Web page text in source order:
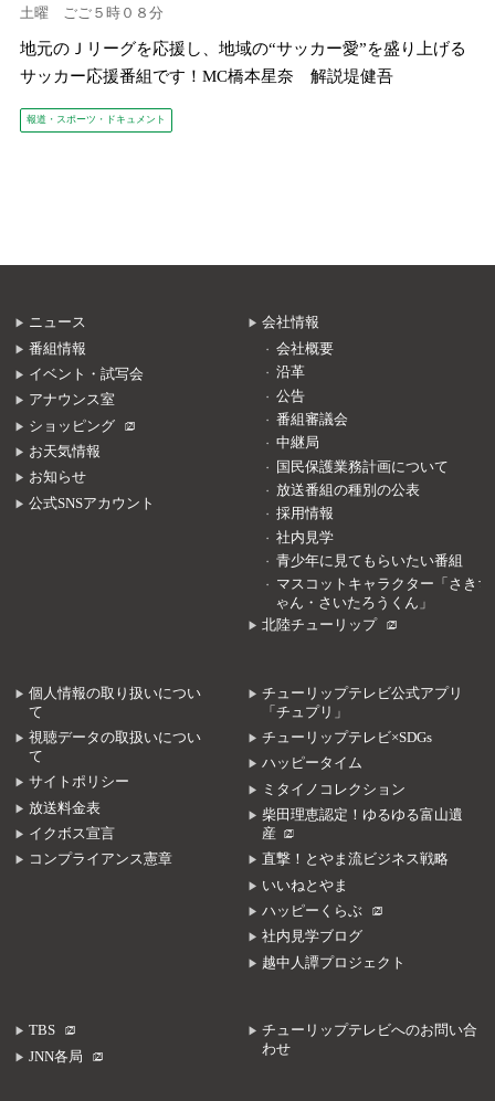
土曜 ごご５時０８分
地元のＪリーグを応援し、地域の“サッカー愛”を盛り上げる
サッカー応援番組です！MC橋本星奈 解説堤健吾
報道・スポーツ・ドキュメント
ニュース
番組情報
イベント・試写会
アナウンス室
ショッピング
お天気情報
お知らせ
公式SNSアカウント
会社情報
会社概要
沿革
公告
番組審議会
中継局
国民保護業務計画について
放送番組の種別の公表
採用情報
社内見学
青少年に見てもらいたい番組
マスコットキャラクター「さきち
ゃん・さいたろうくん」
北陸チューリップ
個人情報の取り扱いについ
て
視聴データの取扱いについ
て
サイトポリシー
放送料金表
イクボス宣言
コンプライアンス憲章
チューリップテレビ公式アプリ
「チュプリ」
チューリップテレビ×SDGs
ハッピータイム
ミタイノコレクション
柴田理恵認定！ゆるゆる富山遺
産
直撃！とやま流ビジネス戦略
いいねとやま
ハッピーくらぶ
社内見学ブログ
越中人譚プロジェクト
TBS
JNN各局
チューリップテレビへのお問い合
わせ